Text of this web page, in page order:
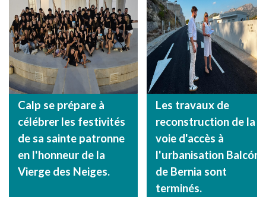
Calp se prépare à
célébrer les festivités
de sa sainte patronne
en l'honneur de la
Vierge des Neiges.
Les travaux de
reconstruction de la
voie d'accès à
l'urbanisation Balcón
de Bernia sont
terminés.